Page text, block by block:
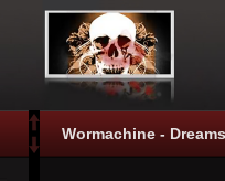
Wormachine -